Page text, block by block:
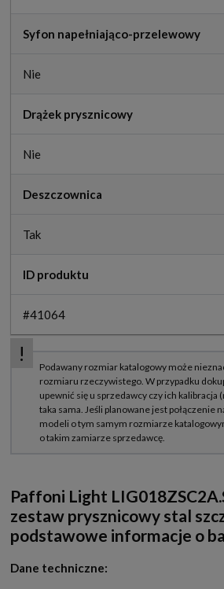
Syfon napełniająco-przelewowy
Nie
Drążek prysznicowy
Nie
Deszczownica
Tak
ID produktu
#41064
Paffoni Light
zestaw prysznicowy stal
podstawowe informacje o
Dane techniczne: